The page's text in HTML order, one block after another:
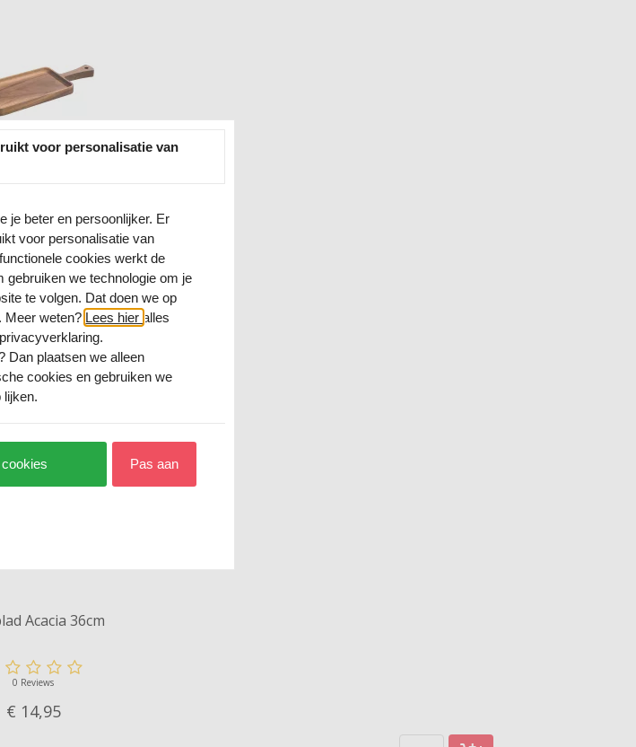
Acacia 36cm
0 Reviews
€ 14,95
voor personalisatie van
je beter en persoonlijker. Er
voor personalisatie van
cookies werkt de
gebruiken we technologie om je
te volgen. Dat doen we op
Meer weten? Lees hier alles
Dan plaatsen we alleen
cookies en gebruiken we
lijken.
Pas aan